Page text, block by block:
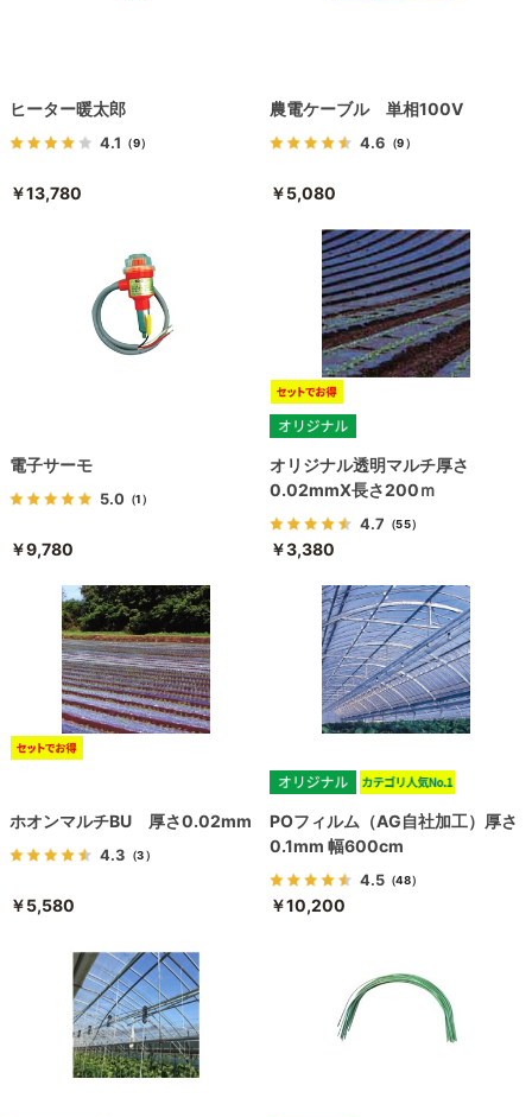
ヒーター暖太郎
4.1 （9）
￥13,780
農電ケーブル 単相100V
4.6 （9）
￥5,080
電子サーモ
5.0 （1）
￥9,780
オリジナル透明マルチ厚さ
0.02mmX長さ200ｍ
4.7 （55）
￥3,380
ホオンマルチBU 厚さ0.02mm
4.3 （3）
￥5,580
POフィルム（AG自社加工）厚さ
0.1mm 幅600cm
4.5（48）
￥10,200